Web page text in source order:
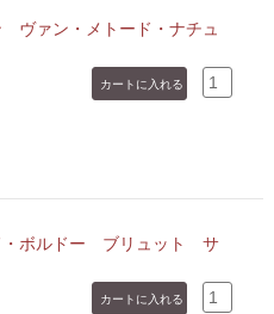
ヴァン・メトード・ナチュ
・ボルドー ブリュット サ